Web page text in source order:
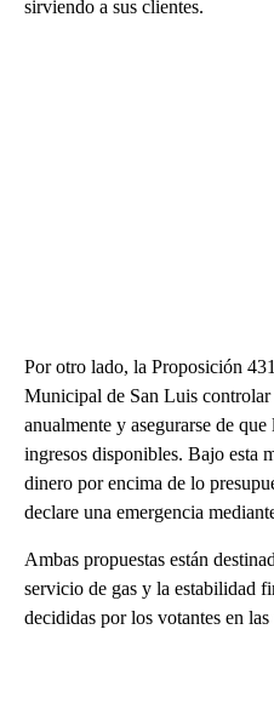
sirviendo a sus clientes.
Por otro lado, la Proposición
Municipal de San Luis controlar
anualmente y asegurarse de
ingresos disponibles. Bajo esta
dinero por encima de lo
declare una emergencia
Ambas propuestas están
servicio de gas y la estabilidad
decididas por los votantes en